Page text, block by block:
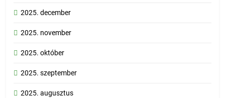
2025. december
2025. november
2025. október
2025. szeptember
2025. augusztus